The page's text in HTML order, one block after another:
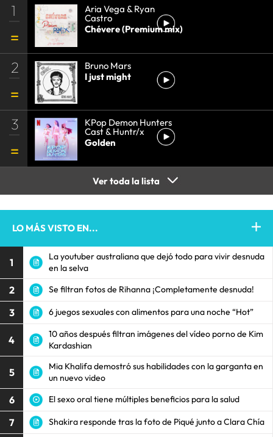
1 Aria Vega & Ryan
Castro
Chévere (Premium mix)
2
Bruno Mars
I just might
3 KPop Demon Hunters
Cast & Huntr/x
Golden
Ver toda la lista
LO MÁS VISTO EN...
1
La youtuber australiana que dejó todo para vivir desnuda
en la selva
2 Se filtran fotos de Rihanna ¡Completamente desnuda!
3 6 juegos sexuales con alimentos para una noche “Hot”
4
10 años después filtran imágenes del vídeo porno de Kim
Kardashian
5
Mia Khalifa demostró sus habilidades con la garganta en
un nuevo video
6 El sexo oral tiene múltiples beneficios para la salud
7 Shakira responde tras la foto de Piqué junto a Clara Chía